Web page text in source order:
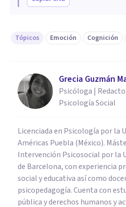
Tópicos Emoción Cognición
Grecia Guzmán
Psicóloga |
Psicología Social
Licenciada en Psicología por la
Américas Puebla (México).
Intervención Psicosocial por la
de Barcelona, con experiencia
social y educativa así como
psicopedagogía. Cuenta con
pública y derechos humanos y